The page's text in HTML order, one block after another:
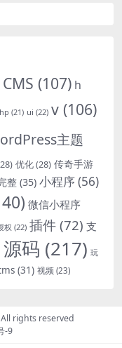
CMS (107) h
(21) ui (22) v (106)
主题
优化(28) 传奇手游
整 (35) 小程序(56)
微信小程序
权 (22) 插件 (72) 支
源码 (217) 玩
(31) 视频 (23)
rights reserved
-9